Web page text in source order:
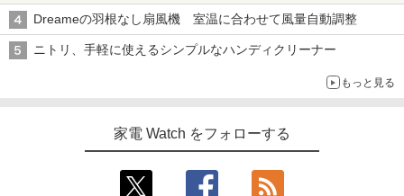
Dreameの羽根なし扇風機 室温に合わせて風量自動調整
ニトリ、手軽に使えるシンプルなハンディクリーナー
もっと見る
家電 Watch をフォローする